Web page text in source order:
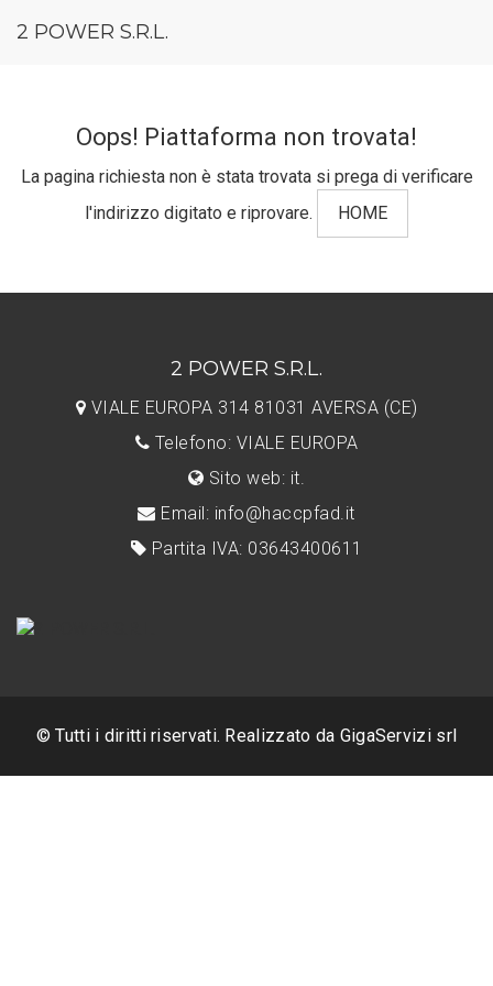
2 POWER S.R.L.
Oops! Piattaforma non trovata!
La pagina richiesta non è stata trovata si prega di verificare
l'indirizzo digitato e riprovare.
HOME
2 POWER S.R.L.
VIALE EUROPA 314 81031 AVERSA (CE)
Telefono: VIALE EUROPA
Sito web: it.
Email: info@haccpfad.it
Partita IVA: 03643400611
© Tutti i diritti riservati. Realizzato da GigaServizi srl